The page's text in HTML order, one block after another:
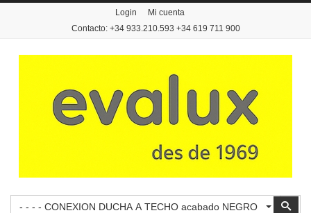
Login
Mi cuenta
Contacto: +34 933.210.593 +34 619 711 900
- - - - CONEXION DUCHA A TECHO acabado NEGRO
Buscar